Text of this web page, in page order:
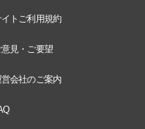
トご利用規約
意見・ご要望
会社のご案内